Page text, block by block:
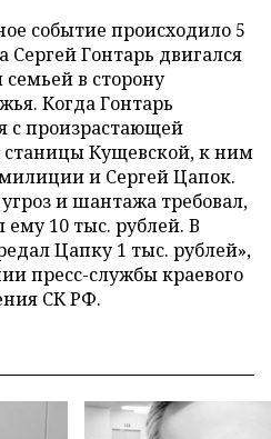
событие происходило 5
Сергей Гонтарь двигался
семьей в сторону
Когда Гонтарь
с произрастающей
станицы Кущевской, к ним
и Сергей Цапок.
и шантажа требовал,
10 тыс. рублей. В
Цапку 1 тыс. рублей»,
пресс-службы краевого
СК РФ.